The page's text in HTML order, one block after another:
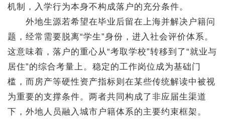
机制，入学行为本身不构成落户的充分条件。
外地生源若希望在毕业后留在上海并解决户籍问
题，经常需要脱离“学生”身份，进入社会评价体系。
这意味着，落户的重心从“考取学校”转移到了“就业与
居住”的综合考量上。稳定的工作岗位成为基础门
槛，而房产等硬性资产指标则在某些传统解读中被视
为重要的支撑条件。两者共同构成了非应届生渠道
下，外地人员融入城市户籍体系的主要约束框架。